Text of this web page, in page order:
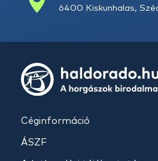
6400 Kiskunhalas,
Céginformáció
ÁSZF